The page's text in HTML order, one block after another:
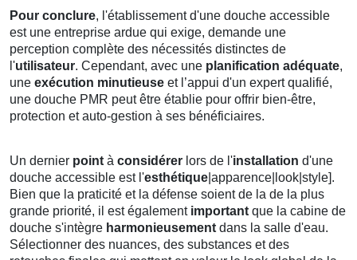
Pour conclure, l'établissement d'une douche accessible
est une entreprise ardue qui exige, demande une
perception complète des nécessités distinctes de
l'utilisateur. Cependant, avec une planification adéquate,
une exécution minutieuse et l’appui d'un expert qualifié,
une douche PMR peut être établie pour offrir bien-être,
protection et auto-gestion à ses bénéficiaires.
Un dernier point à considérer lors de l'installation d'une
douche accessible est l'esthétique |apparence|look|style].
Bien que la praticité et la défense soient de la de la plus
grande priorité, il est également important que la cabine de
douche s'intègre harmonieusement dans la salle d'eau.
Sélectionner des nuances, des substances et des